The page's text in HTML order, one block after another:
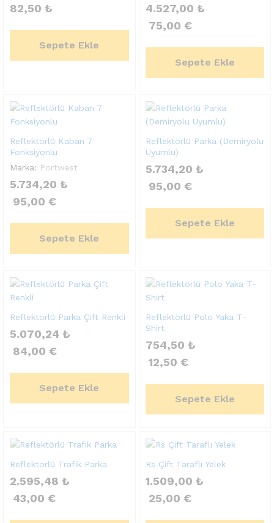
82,50 ₺
Sepete Ekle
4.527,00 ₺
75,00 €
Sepete Ekle
Reflektörlü Kaban 7
Fonksiyonlu
Marka: Portwest
5.734,20 ₺
95,00 €
Sepete Ekle
Reflektörlü Parka (Demiryolu
Uyumlu)
5.734,20 ₺
95,00 €
Sepete Ekle
Reflektörlü Parka Çift Renkli
5.070,24 ₺
84,00 €
Sepete Ekle
Reflektörlü Polo Yaka T-
Shirt
754,50 ₺
12,50 €
Sepete Ekle
Reflektörlü Trafik Parka
2.595,48 ₺
43,00 €
Rs Çift Taraflı Yelek
1.509,00 ₺
25,00 €